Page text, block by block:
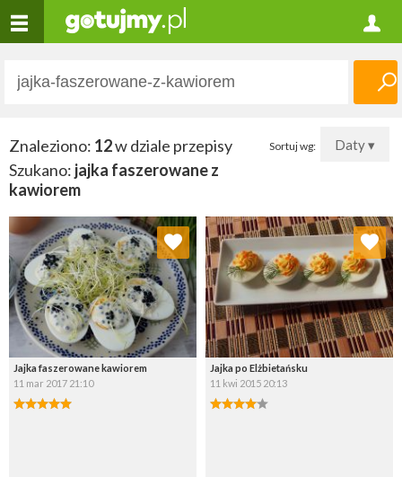
Sortuj wg: Daty ▾
Znaleziono: 12w dziale przepisy
Szukano: jajka faszerowane z
kawiorem
Jajka faszerowane kawiorem
11 mar 2017 21:10
Dodaj do ulubionych
Wybierz listę:
Jajka po Elżbietańsku
11 kwi 2015 20:13
Dodaj do ulubionych
Wybierz listę: